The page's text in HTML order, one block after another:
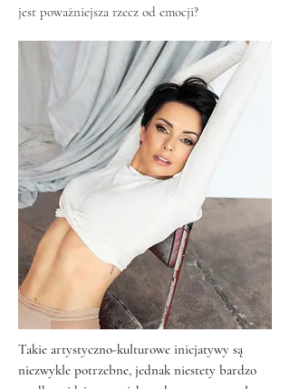
jest poważniejsza rzecz od emocji?
Takie artystyczno-kulturowe inicjatywy są
niezwykle potrzebne, jednak niestety bardzo